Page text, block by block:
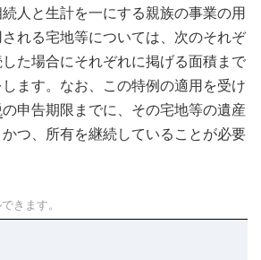
人と生計を一にする親族の事業の用
れる宅地等については、次のそれぞ
た場合にそれぞれに掲げる面積まで
ます。なお、この特例の適用を受け
の申告期限までに、その宅地等の遺産
つ、所有を継続していることが必要